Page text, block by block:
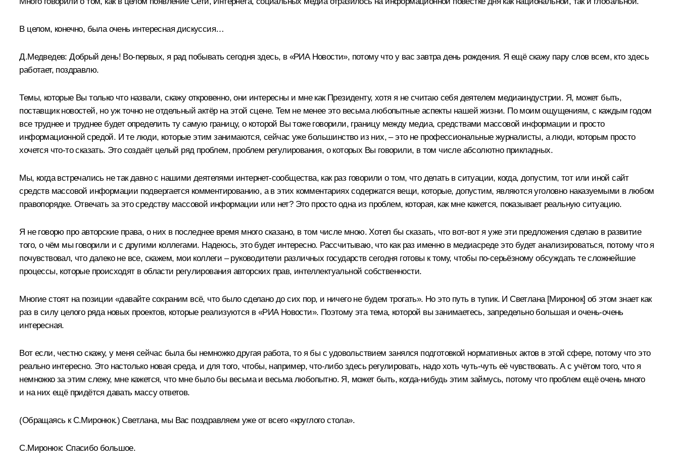
В целом, конечно, была очень интересная дискуссия…
Д.Медведев: Добрый день! Во‑первых, я рад побывать сегодня здесь, в «РИА Новости», потому что у вас завтра день рождения. Я ещё скажу пару слов всем, кто здесь
работает, поздравлю.
Темы, которые Вы только что назвали, скажу откровенно, они интересны и мне как Президенту, хотя я не считаю себя деятелем медиаиндустрии. Я, может быть,
поставщик новостей, но уж точно не отдельный актёр на этой сцене. Тем не менее это весьма любопытные аспекты нашей жизни. По моим ощущениям, с каждым годом
все труднее и труднее будет определить ту самую границу, о которой Вы тоже говорили, границу между медиа, средствами массовой информации и просто
информационной средой. И те люди, которые этим занимаются, сейчас уже большинство из них, – это не профессиональные журналисты, а люди, которым просто
хочется что‑то сказать. Это создаёт целый ряд проблем, проблем регулирования, о которых Вы говорили, в том числе абсолютно прикладных.
Мы, когда встречалисьне так давно с нашими деятелями интернет-сообщества, как раз говорили о том, что делать в ситуации, когда, допустим, тот или иной сайт
средств массовой информации подвергается комментированию, а в этих комментариях содержатся вещи, которые, допустим, являются уголовно наказуемыми в любом
правопорядке. Отвечать за это средству массовой информации или нет? Это просто одна из проблем, которая, как мне кажется, показывает реальную ситуацию.
Я не говорю про авторские права, о них в последнее время много сказано, в том числе мною. Хотел бы сказать, что вот-вот я уже эти предложения сделаю в развитие
того, о чём мы говорили и с другими коллегами. Надеюсь, это будет интересно. Рассчитываю, что как раз именно в медиасреде это будет анализироваться, потому что я
почувствовал, что далеко не все, скажем, мои коллеги – руководители различных государств сегодня готовы к тому, чтобы по‑серьёзному обсуждать те сложнейшие
процессы, которые происходят в области регулирования авторских прав, интеллектуальной собственности.
Многие стоят на позиции «давайте сохраним всё, что было сделано до сих пор, и ничего не будем трогать». Но это путь в тупик. И Светлана [Миронюк] об этом знает как
раз в силу целого ряда новых проектов, которые реализуются в «РИА Новости». Поэтому эта тема, которой вы занимаетесь, запредельно большая и очень-очень
интересная.
Вот если, честно скажу, у меня сейчас была бы немножко другая работа, то я бы с удовольствием занялся подготовкой нормативных актов в этой сфере, потому что это
реально интересно. Это настолько новая среда, и для того, чтобы, например, что‑либо здесь регулировать, надо хоть чуть-чуть её чувствовать. А с учётом того, что я
немножко за этим слежу, мне кажется, что мне было бы весьма и весьма любопытно. Я, может быть, когда‑нибудь этим займусь, потому что проблем ещё очень много
и на них ещё придётся давать массу ответов.
(Обращаясь к С.Миронюк.)Светлана, мы Вас поздравляем уже от всего «круглого стола».
С.Миронюк: Спасибо большое.